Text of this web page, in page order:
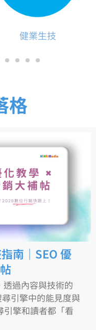
健業生技
格
南｜SEO 優
透過內容與技術的
引擎中的能見度與
引擎和讀者都「看